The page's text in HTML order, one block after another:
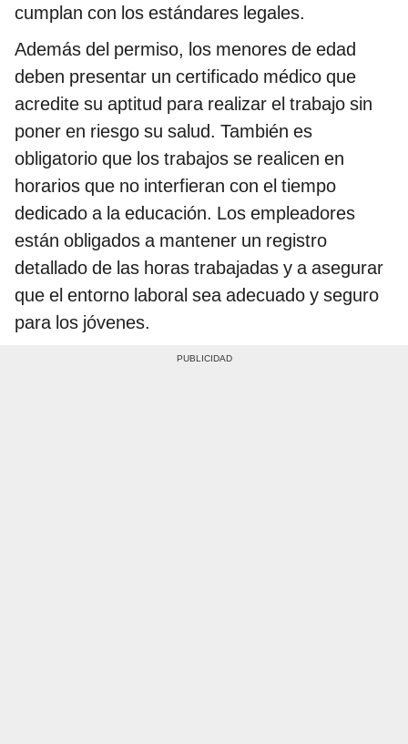
cumplan con los estándares legales.
Además del permiso, los menores de edad
deben presentar un certificado médico que
acredite su aptitud para realizar el trabajo sin
poner en riesgo su salud. También es
obligatorio que los trabajos se realicen en
horarios que no interfieran con el tiempo
dedicado a la educación. Los empleadores
están obligados a mantener un registro
detallado de las horas trabajadas y a asegurar
que el entorno laboral sea adecuado y seguro
para los jóvenes.